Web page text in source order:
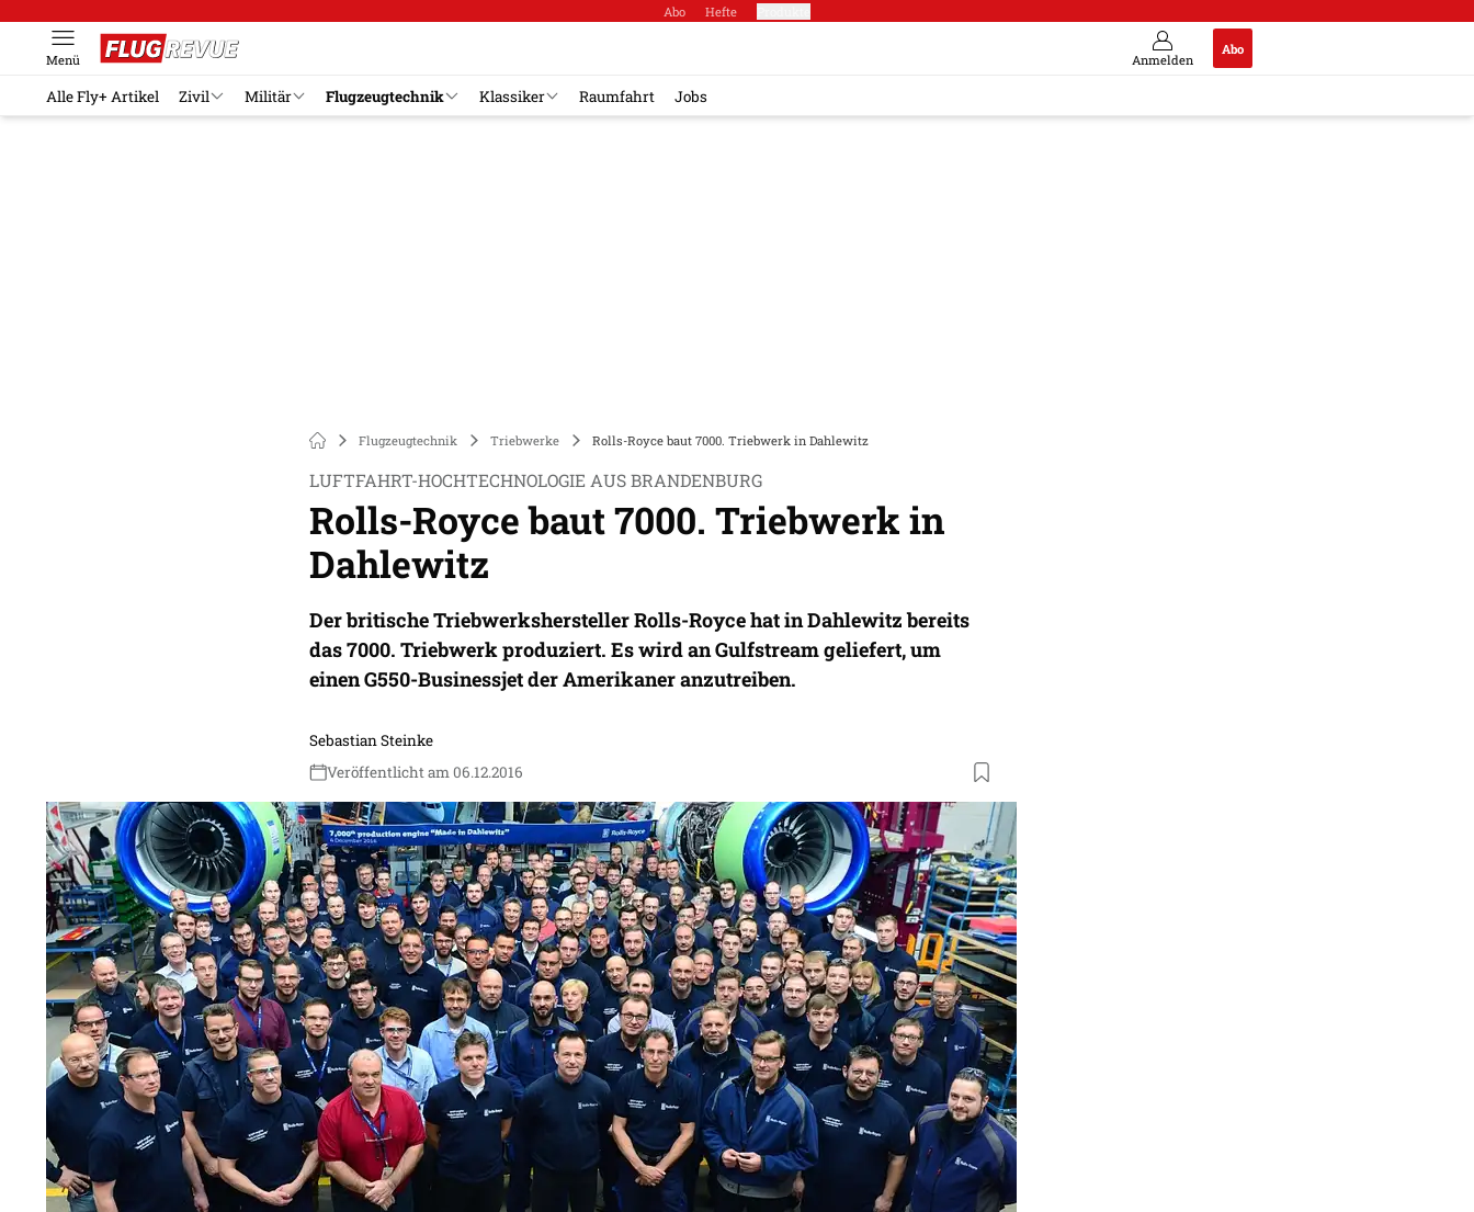
Abo Hefte
Anmelden
Abo
Menü
Alle Fly+ Artikel Zivil Militär Flugzeugtechnik Klassiker Raumfahrt Jobs
Flugzeugtechnik Triebwerke Rolls-Royce baut 7000. Triebwerk in Dahlewitz
LUFTFAHRT-HOCHTECHNOLOGIE AUS BRANDENBURG
Rolls-Royce baut 7000. Triebwerk in
Dahlewitz
Der britische Triebwerkshersteller Rolls-Royce hat in Dahlewitz bereits
das 7000. Triebwerk produziert. Es wird an Gulfstream geliefert, um
einen G550-Businessjet der Amerikaner anzutreiben.
Sebastian Steinke
Veröffentlicht am 06.12.2016